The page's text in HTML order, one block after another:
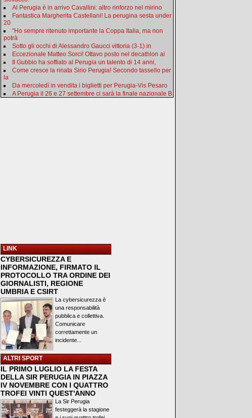
Al Perugia è in arrivo Cavallini: altro rinforzo nel mirino
Fantastica Margherita Castellani! La perugina sesta under
20
"Ho sempre ritenuto importante la Coppa Italia, ma non
potrà
Sotto gli occhi di Alessandro Gaucci vittoria (3-1) in
Eccezionale Matteo Sorci! Ottavo posto nel decathlon ai
Il Gubbio ha soffiato al Perugia un talento di 14 anni,
Come cresce la rinata Sirio Perugia! Secondo tassello per
la
Da mercoledì in vendita i biglietti per Perugia-Vis Pesaro
A Perugia il 26 e 27 settembre ci sarà la finale nazionale B
LINK
CYBERSICUREZZA E
INFORMAZIONE, FIRMATO IL
PROTOCOLLO TRA ORDINE DEI
GIORNALISTI, REGIONE
UMBRIA E CSIRT
La cybersicurezza è
una responsabilità
pubblica e collettiva.
Comunicare
correttamente un
incidente...
ALTRI SPORT
IL PRIMO LUGLIO LA FESTA
DELLA SIR PERUGIA IN PIAZZA
IV NOVEMBRE CON I QUATTRO
TROFEI VINTI QUEST'ANNO
La Sir Perugia
festeggerà la stagione